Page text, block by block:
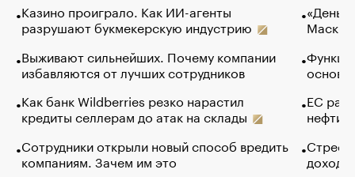
Казино проиграло. Как ИИ-агенты
разрушают букмекерскую индустрию
Выживают сильнейших. Почему компании
избавляются от лучших сотрудников
Как банк Wildberries резко нарастил
кредиты селлерам до атак на склады
Сотрудники открыли новый способ вредить
компаниям. Зачем им это
Маск в
основ
ЕС
нефти